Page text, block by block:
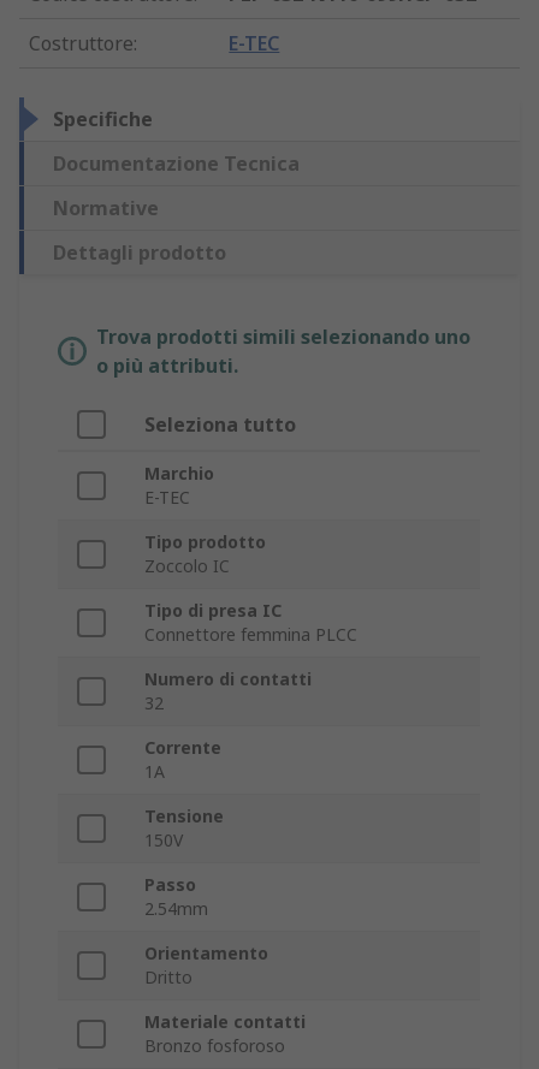
Costruttore: E-TEC
Specifiche
Documentazione Tecnica
Normative
Dettagli prodotto
Trova prodotti simili selezionando uno
o più attributi.
Seleziona tutto
Marchio
E-TEC
Tipo prodotto
Zoccolo IC
Tipo di presa IC
Connettore femmina PLCC
Numero di contatti
32
Corrente
1A
Tensione
150V
Passo
2.54mm
Orientamento
Dritto
Materiale contatti
Bronzo fosforoso